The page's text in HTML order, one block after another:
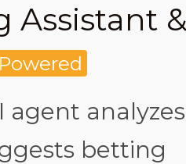
Assistant
agent analyzes
betting